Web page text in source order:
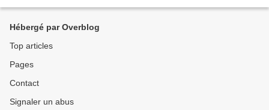
Hébergé par Overblog
Top articles
Pages
Contact
Signaler un abus